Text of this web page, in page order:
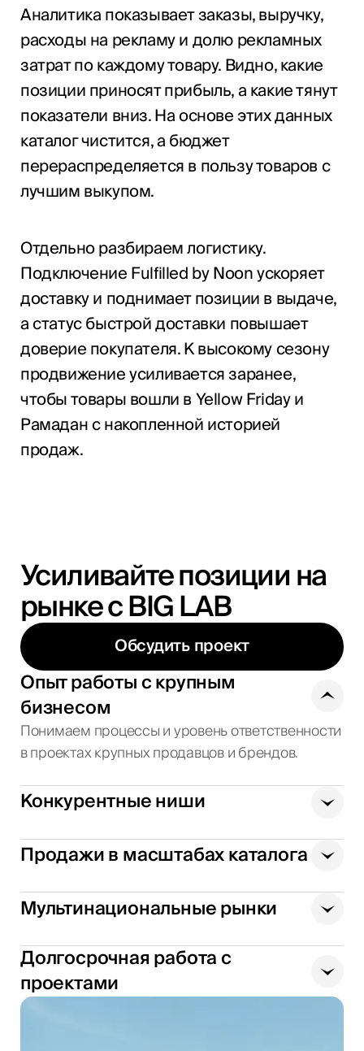
Аналитика показывает заказы, выручку,
расходы на рекламу и долю рекламных
затрат по каждому товару. Видно, какие
позиции приносят прибыль, а какие тянут
показатели вниз. На основе этих данных
каталог чистится, а бюджет
перераспределяется в пользу товаров с
лучшим выкупом.
Отдельно разбираем логистику.
Подключение Fulfilled by Noon ускоряет
доставку и поднимает позиции в выдаче,
а статус быстрой доставки повышает
доверие покупателя. К высокому сезону
продвижение усиливается заранее,
чтобы товары вошли в Yellow Friday и
Рамадан с накопленной историей
продаж.
Усиливайте позиции на
рынке с BIG LAB
Обсудить проект
Опыт работы с крупным
бизнесом
Понимаем процессы и уровень ответственности
в проектах крупных продавцов и брендов.
Конкурентные ниши
Продажи в масштабах каталога
Мультинациональные рынки
Долгосрочная работа с
проектами